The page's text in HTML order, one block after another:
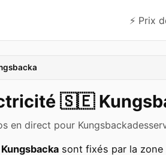
⚡️ Prix
🇸🇪
en direct pour
Kungsbacka sont fixés par la